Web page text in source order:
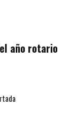
año rotario